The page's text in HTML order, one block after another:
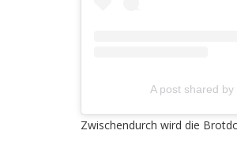
A post shared
Zwischendurch wird die